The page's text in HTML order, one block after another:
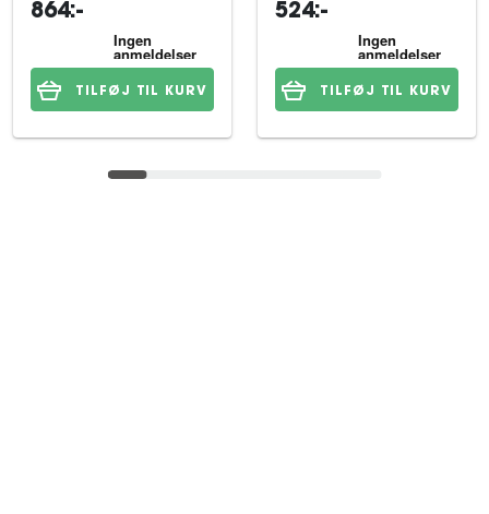
864:-
TILFØJ TIL KURV
524:-
TILFØJ TIL KURV